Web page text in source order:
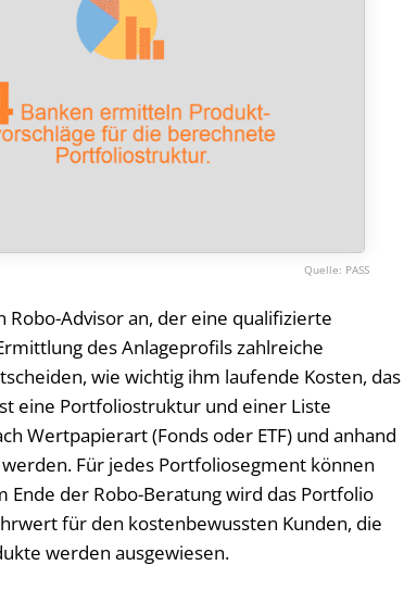
PASS
Robo-Advisor an, der eine qualifizierte
des Anlageprofils zahlreiche
wie wichtig ihm laufende Kosten, das
eine Portfoliostruktur und einer Liste
Wertpapierart (Fonds oder ETF) und anhand
Für jedes Portfoliosegment können
Ende der Robo-Beratung wird das Portfolio
für den kostenbewussten Kunden, die
werden ausgewiesen.